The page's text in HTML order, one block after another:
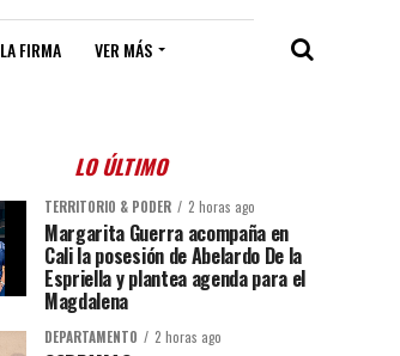
LA FIRMA VER MÁS
LO ÚLTIMO
TERRITORIO & PODER 2 horas ago
Margarita Guerra acompaña en
Cali la posesión de Abelardo De la
Espriella y plantea agenda para el
Magdalena
DEPARTAMENTO 2 horas ago